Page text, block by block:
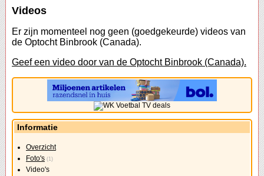
Videos
Er zijn momenteel nog geen (goedgekeurde) videos van
de Optocht Binbrook (Canada).
Geef een video door van de Optocht Binbrook (Canada).
Informatie
Overzicht
Foto's (1)
Video's